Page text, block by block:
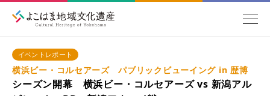
イベントレポート
横浜ビー・コルセアーズ パブリックビューイング in 歴博
シーズン開幕 横浜ビー・コルセアーズ vs 新潟アル